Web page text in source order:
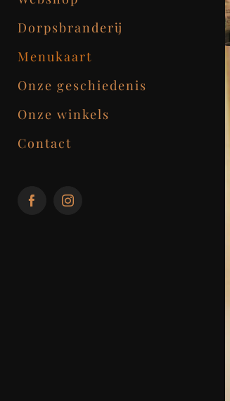
Dorpsbranderij
Menukaart
Onze geschiedenis
Onze winkels
Contact
FacebookInstagram